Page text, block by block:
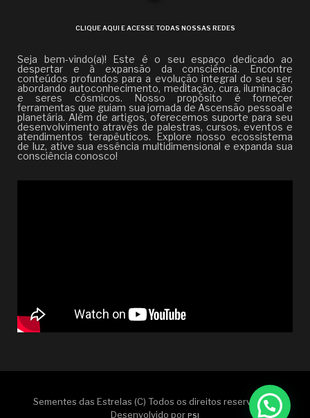
CLIQUE AQUI E ACESSE TODAS NOSSAS REDES
Seja bem-vindo(a)! Este é o seu espaço dedicado ao
despertar e à expansão da consciência. Encontre
conteúdos profundos para a evolução integral do seu ser,
abordando autoconhecimento, meditação, cura, iluminação
e seres cósmicos. Nosso propósito é fornecer
ferramentas que guiam sua jornada de Ascensão pessoal e
planetária. Além de artigos, oferecemos suporte para seu
desenvolvimento através de palestras, cursos, eventos e
atendimentos terapêuticos. Explore nosso ecossistema
de luz, ative sua essência multidimensional e expanda sua
consciência conosco!
Sementes das Estrelas (C) Todos os direitos reservados |
Desenvolvido por PSI